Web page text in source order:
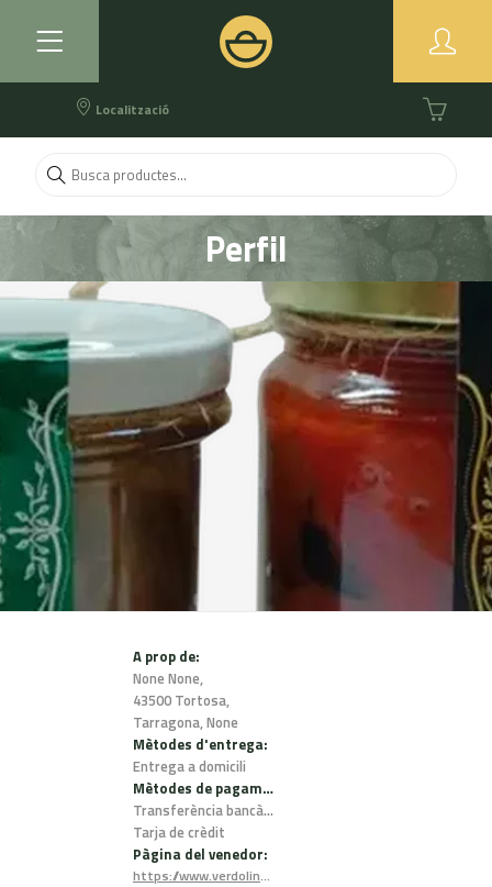
Localització
Perfil
A prop de:
None None,
43500 Tortosa,
Tarragona, None
Mètodes d'entrega:
Entrega a domicili
Mètodes de pagament:
Transferència bancària
Tarja de crèdit
Pàgina del venedor:
https://www.verdolinatural.com/